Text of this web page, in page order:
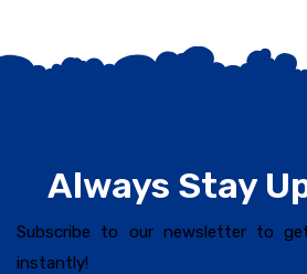
Always Stay
Subscribe to our newsletter to
instantly!